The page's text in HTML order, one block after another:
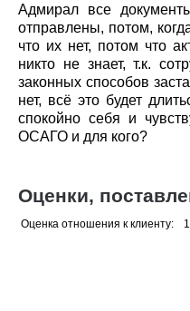
Адмирал все
отправлены, потом,
что их нет, потом что
никто не знает, т.к.
законных способов
нет, всё это будет
спокойно себя и
ОСАГО и для кого?
Оценки,
Оценка отношения к клиенту: 1